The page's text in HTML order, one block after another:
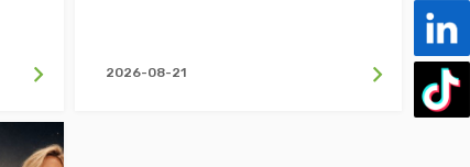
2026-08-21